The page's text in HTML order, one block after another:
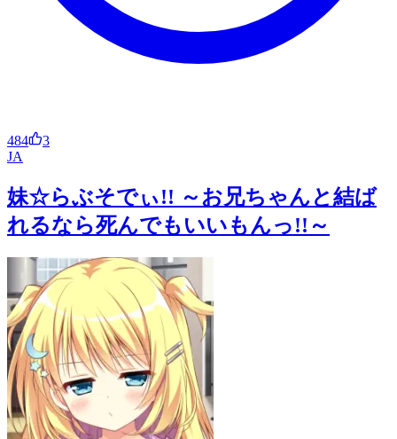
484
3
JA
妹☆らぶそでぃ!! ～お兄ちゃんと結ば
れるなら死んでもいいもんっ!!～